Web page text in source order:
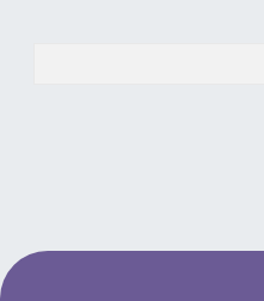
yeni giriş adresi